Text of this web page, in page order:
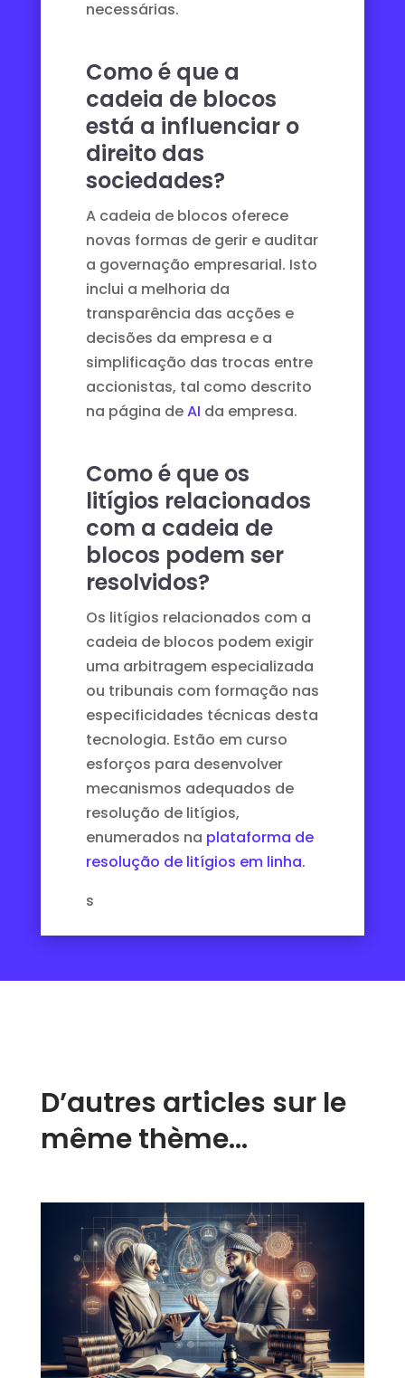
necessárias.
Como é que a
cadeia de blocos
está a influenciar o
direito das
sociedades?
A cadeia de blocos oferece
novas formas de gerir e auditar
a governação empresarial. Isto
inclui a melhoria da
transparência das acções e
decisões da empresa e a
simplificação das trocas entre
accionistas, tal como descrito
na página deAI da empresa.
Como é que os
litígios relacionados
com a cadeia de
blocos podem ser
resolvidos?
Os litígios relacionados com a
cadeia de blocos podem exigir
uma arbitragem especializada
ou tribunais com formação nas
especificidades técnicas desta
tecnologia. Estão em curso
esforços para desenvolver
mecanismos adequados de
resolução de litígios,
enumerados na plataforma de
resolução de litígios em linha.
s
D’autres articles sur le
même thème…